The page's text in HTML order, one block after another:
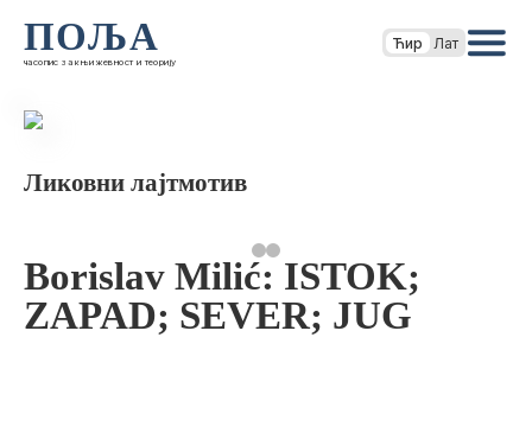
ПОЉА
часопис за књижевност и теорију
Ћир Лат
Ликовни лајтмотив
Borislav Milić: ISTOK;
ZAPAD; SEVER; JUG